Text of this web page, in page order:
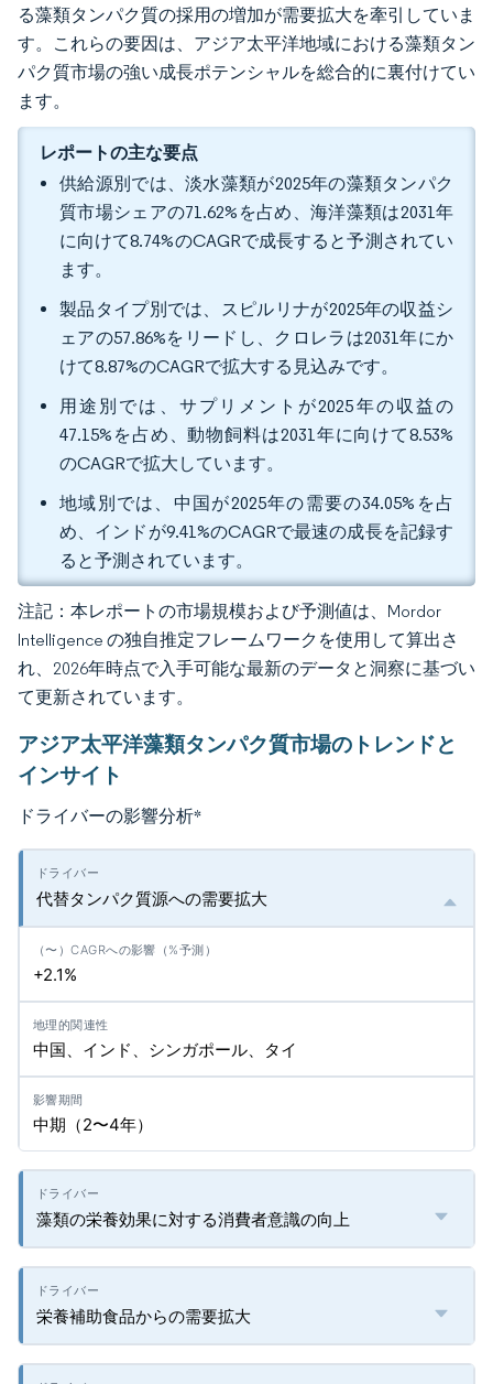
る藻類タンパク質の採用の増加が需要拡大を牽引していま
す。これらの要因は、アジア太平洋地域における藻類タン
パク質市場の強い成長ポテンシャルを総合的に裏付けてい
ます。
レポートの主な要点
供給源別では、淡水藻類が2025年の藻類タンパク
質市場シェアの71.62%を占め、海洋藻類は2031年
に向けて8.74%のCAGRで成長すると予測されてい
ます。
製品タイプ別では、スピルリナが2025年の収益シ
ェアの57.86%をリードし、クロレラは2031年にか
けて8.87%のCAGRで拡大する見込みです。
用途別では、サプリメントが2025年の収益の
47.15%を占め、動物飼料は2031年に向けて8.53%
のCAGRで拡大しています。
地域別では、中国が2025年の需要の34.05%を占
め、インドが9.41%のCAGRで最速の成長を記録す
ると予測されています。
注記：本レポートの市場規模および予測値は、Mordor
Intelligence の独自推定フレームワークを使用して算出さ
れ、2026年時点で入手可能な最新のデータと洞察に基づい
て更新されています。
アジア太平洋藻類タンパク質市場のトレンドと
インサイト
ドライバーの影響分析*
代替タンパク質源への需要拡大
+2.1%
中国、インド、シンガポール、タイ
中期（2〜4年）
藻類の栄養効果に対する消費者意識の向上
栄養補助食品からの需要拡大